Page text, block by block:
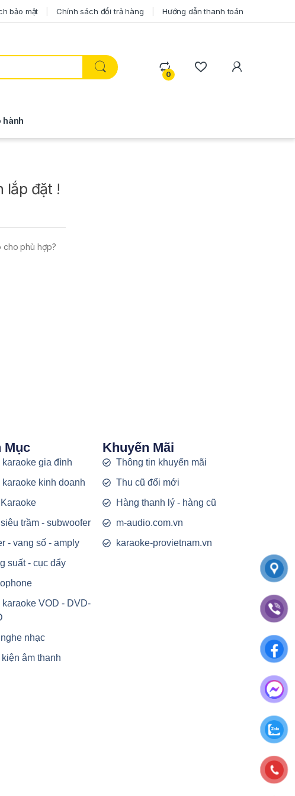
bảo mật Chính sách đổi trả hàng Hướng dẫn thanh toán
0
hành
lắp đặt !
cho phù hợp?
Mục
karaoke gia đình
karaoke kinh doanh
Karaoke
siêu trầm - subwoofer
- vang số - amply
suất - cục đẩy
VOD - DVD-
nghe nhạc
kiện âm thanh
Khuyến Mãi
Thông tin khuyến mãi
Thu cũ đổi mới
Hàng thanh lý - hàng cũ
m-audio.com.vn
karaoke-provietnam.vn